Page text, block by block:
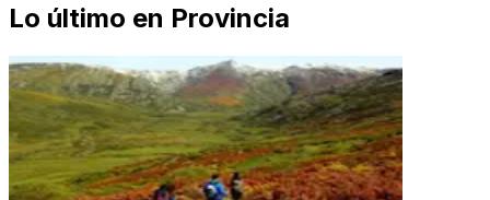
Lo último en Provincia